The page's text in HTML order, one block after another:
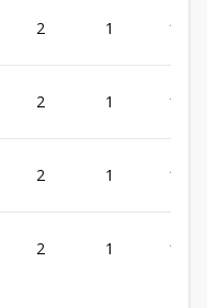
2 1 125
2 1 125
2 1 125
2 1 125